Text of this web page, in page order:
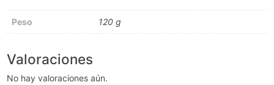
Peso 120 g
Valoraciones
No hay valoraciones aún.